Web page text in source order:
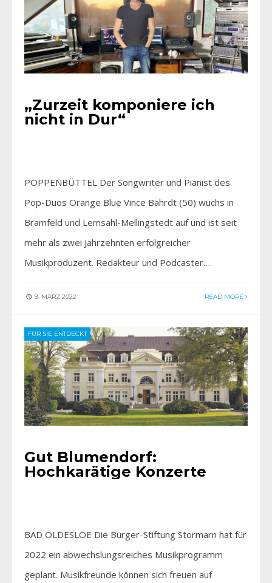
„Zurzeit komponiere ich
nicht in Dur“
POPPENBÜTTEL Der Songwriter und Pianist des
Pop-Duos Orange Blue Vince Bahrdt (50) wuchs in
Bramfeld und Lemsahl-Mellingstedt auf und ist seit
mehr als zwei Jahrzehnten erfolgreicher
Musikproduzent. Redakteur und Podcaster…
9. MÄRZ 2022 READ MORE
FÜR SIE ENTDECKT
Gut Blumendorf:
Hochkarätige Konzerte
BAD OLDESLOE Die Bürger-Stiftung Stormarn hat für
2022 ein abwechslungsreiches Musikprogramm
geplant. Musikfreunde können sich freuen auf